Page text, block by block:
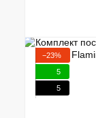
−23%
5
5